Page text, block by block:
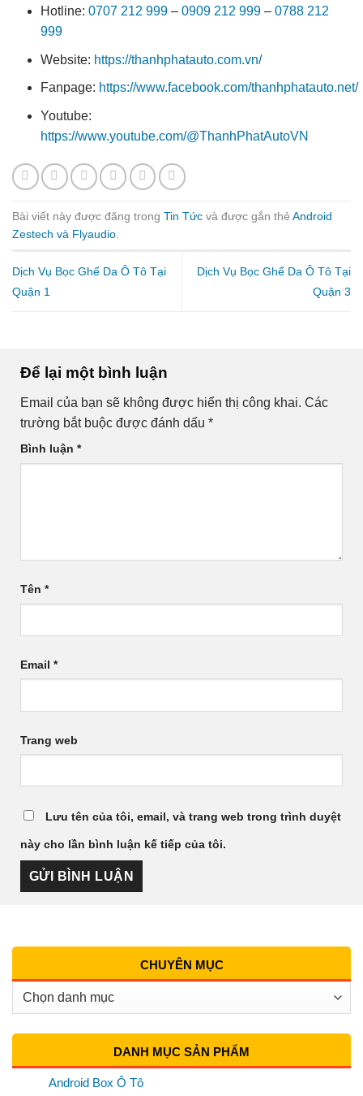
Hotline: 0707 212 999 – 0909 212 999 – 0788 212
999
Website: https://thanhphatauto.com.vn/
Fanpage: https://www.facebook.com/thanhphatauto.net/
Youtube:
https://www.youtube.com/@ThanhPhatAutoVN
Bài viết này được đăng trong Tin Tức và được gắn thẻ Android
Zestech và Flyaudio
Dịch Vụ Bọc Ghế Da Ô Tô Tại
Quận 1
Dịch Vụ Bọc Ghế Da Ô Tô Tại
Quận 3
Để lại một bình luận
Email của bạn sẽ không được hiển thị công khai. Các
trường bắt buộc được đánh dấu *
Bình luận *
Tên *
Email *
Trang web
Lưu tên của tôi, email, và trang web trong trình duyệt
này cho lần bình luận kế tiếp của tôi.
CHUYÊN MỤC
Chuyên
DANH MỤC SẢN PHẨM
Android Box Ô Tô